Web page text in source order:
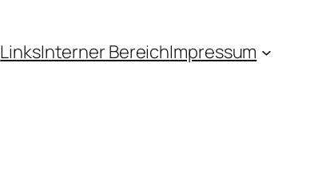
LinksInterner BereichImpressum